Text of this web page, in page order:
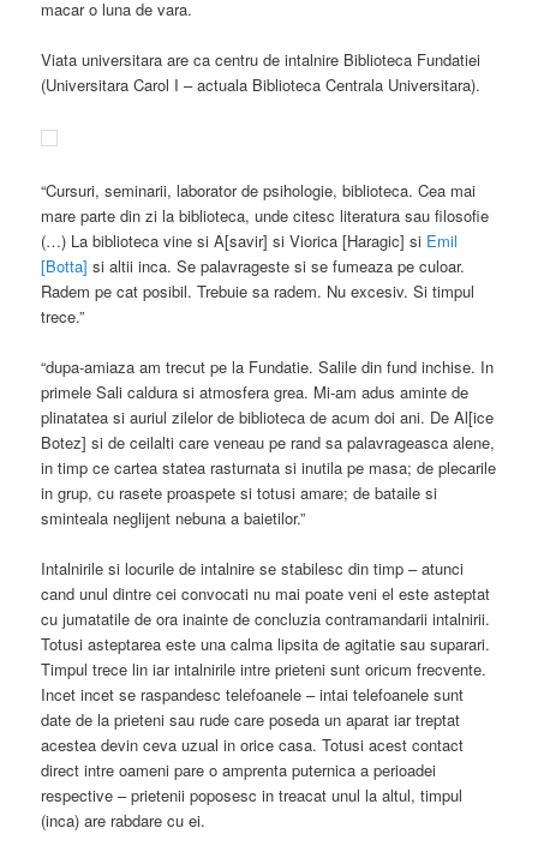
macar o luna de vara.
Viata universitara are ca centru de intalnire Biblioteca Fundatiei
(Universitara Carol I – actuala Biblioteca Centrala Universitara).
“Cursuri, seminarii, laborator de psihologie, biblioteca. Cea mai
mare parte din zi la biblioteca, unde citesc literatura sau filosofie
(…) La biblioteca vine si A[savir] si Viorica [Haragic] si Emil
[Botta] si altii inca. Se palavrageste si se fumeaza pe culoar.
Radem pe cat posibil. Trebuie sa radem. Nu excesiv. Si timpul
trece.”
“dupa-amiaza am trecut pe la Fundatie. Salile din fund inchise. In
primele Sali caldura si atmosfera grea. Mi-am adus aminte de
plinatatea si auriul zilelor de biblioteca de acum doi ani. De Al[ice
Botez] si de ceilalti care veneau pe rand sa palavrageasca alene,
in timp ce cartea statea rasturnata si inutila pe masa; de plecarile
in grup, cu rasete proaspete si totusi amare; de bataile si
sminteala neglijent nebuna a baietilor.”
Intalnirile si locurile de intalnire se stabilesc din timp – atunci
cand unul dintre cei convocati nu mai poate veni el este asteptat
cu jumatatile de ora inainte de concluzia contramandarii intalnirii.
Totusi asteptarea este una calma lipsita de agitatie sau suparari.
Timpul trece lin iar intalnirile intre prieteni sunt oricum frecvente.
Incet incet se raspandesc telefoanele – intai telefoanele sunt
date de la prieteni sau rude care poseda un aparat iar treptat
acestea devin ceva uzual in orice casa. Totusi acest contact
direct intre oameni pare o amprenta puternica a perioadei
respective – prietenii poposesc in treacat unul la altul, timpul
(inca) are rabdare cu ei.